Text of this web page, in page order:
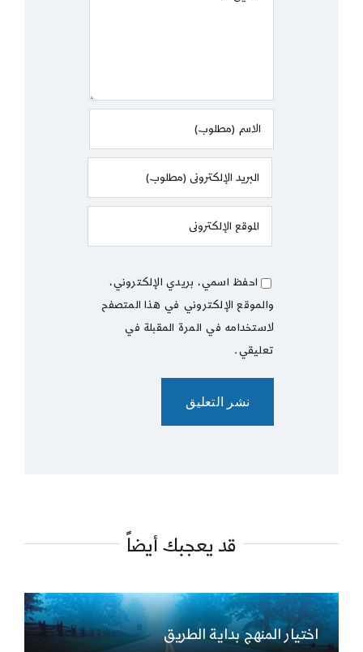
احفظ اسمي، بريدي الإلكتروني،
والموقع الإلكتروني في هذا المتصفح
لاستخدامه في المرة المقبلة في
تعليقي.
قد يعجبك أيضاً
اختيار المنهج بداية الطريق